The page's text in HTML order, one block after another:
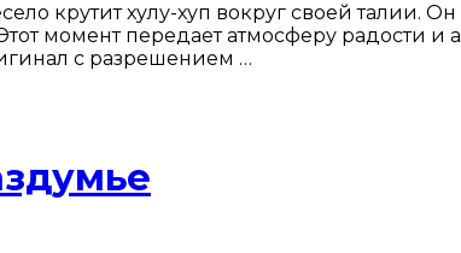
крутит хулу-хуп вокруг своей талии.
момент передает атмосферу радости и
с разрешением …